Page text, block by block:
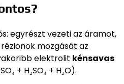
egyrészt vezeti az áramot,
mozgását az
elektrolit kénsavas
+ H₂SO₄ + H₂O).